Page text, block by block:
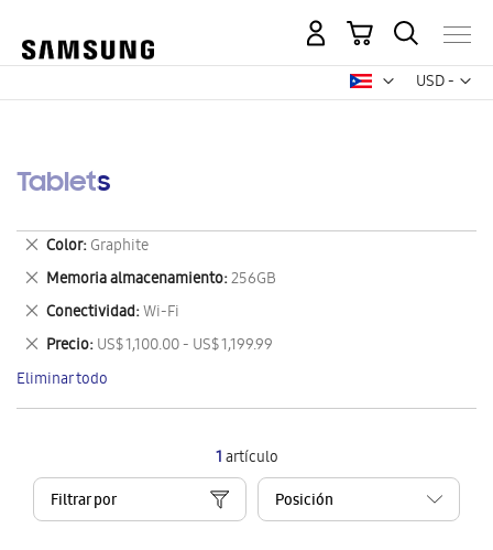
USD -
dólar
Mi carrito
Tablets
1artículo
Filtrar por
Color Graphite
Eliminar
este
artículo
Memoria almacenamiento 256GB
Eliminar
este
artículo
Conectividad Wi-Fi
Eliminar
este
artículo
Precio US$ 1,100.00 - US$ 1,199.99
Eliminar
este
artículo
Eliminar todo